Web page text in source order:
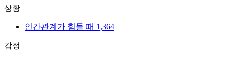
상황
인간관계가 힘들 때 1,364
감정